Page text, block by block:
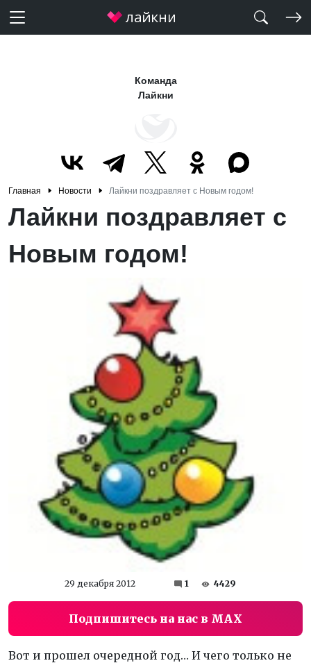
Команда
Лайкни
Главная Новости Лайкни поздравляет с Новым годом!
Лайкни поздравляет с
Новым годом!
29 декабря 2012 1 4429
Подпишитесь на нас в MAX
Вот и прошел очередной год… И чего только не